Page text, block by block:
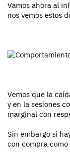
Vamos ahora al
nos vemos estos
Vemos que la
y en la sesiones
marginal con
Sin embargo si
con compra